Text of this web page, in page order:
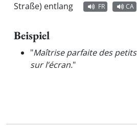
Straße) entlang
FR CA
Beispiel
"Maîtrise parfaite des
sur l’écran."